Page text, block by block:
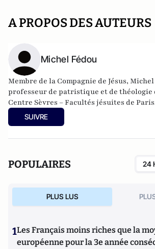
A PROPOS DES AUTEURS
Michel Fédou
Membre de la Compagnie de Jésus,
professeur de patristique et de théologie
Centre Sèvres – Facultés jésuites de
Éditions du Cerf : La voie du Christ (3 vol.).
SUIVRE
POPULAIRES 24
PLUS LUS
1Les Français moins riches que la
européenne pour la 3e année